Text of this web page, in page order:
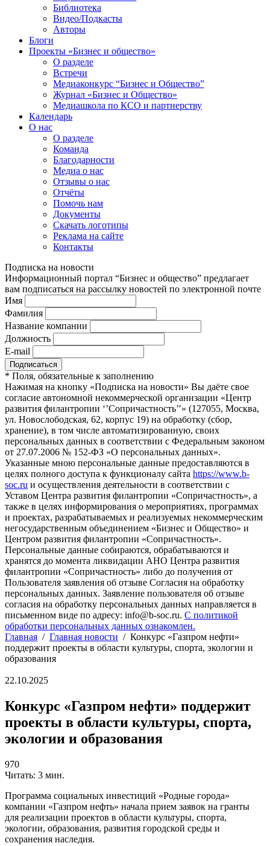
Библиотека
Видео/Подкасты
Авторы
Блоги
Проекты «Бизнес и общество»
О разделе
Встречи
Медиаконкурс “Бизнес и Общество”
Журнал «Бизнес и Общество»
Медиашкола по КСО и партнерству
Календарь
О нас
О разделе
Команда
Благодарности
Медиа о нас
Отзывы о нас
Отчёты
Помочь нам
Документы
Скачать логотипы
Реклама на сайте
Контакты
Подписка на новости
Информационный портал “Бизнес и общество” предлагает
вам подписаться на рассылку новостей по электронной почте
Имя
Фамилия
Название компании
Должность
E-mail
* Поля, обязательные к заполнению
Нажимая на кнопку «Подписка на новости» Вы даёте свое
согласие автономной некоммерческой организации «Центр
развития филантропии ‘’Сопричастность’’» (127055, Москва,
ул. Новослободская, 62, корпус 19) на обработку (сбор,
хранение), в том числе автоматизированную, своих
персональных данных в соответствии с Федеральным законом
от 27.07.2006 № 152-ФЗ «О персональных данных».
Указанные мною персональные данные предоставляются в
целях полного доступа к функционалу сайта https://www.b-
soc.ru и осуществления деятельности в соответствии с
Уставом Центра развития филантропии «Сопричастность», а
также в целях информирования о мероприятиях, программах
и проектах, разрабатываемых и реализуемых некоммерческим
негосударственным объединением «Бизнес и Общество» и
Центром развития филантропии «Сопричастность».
Персональные данные собираются, обрабатываются и
хранятся до момента ликвидации АНО Центра развития
филантропии «Сопричастность» либо до получения от
Пользователя заявления об отзыве Согласия на обработку
персональных данных. Заявление пользователя об отзыве
согласия на обработку персональных данных направляется в
письменном виде по адресу: info@b-soc.ru. С политикой
обработки персональных данных ознакомлен.
Главная / Главная новости / Конкурс «Газпром нефти»
поддержит проекты в области культуры, спорта, экологии и
образования
22.10.2025
Конкурс «Газпром нефти» поддержит
проекты в области культуры, спорта,
экологии и образования
970
Читать: 3 мин.
Программа социальных инвестиций «Родные города»
компании «Газпром нефть» начала прием заявок на гранты
для реализации проектов в области культуры, спорта,
экологии, образования, развития городской среды и
сохранения наследия.